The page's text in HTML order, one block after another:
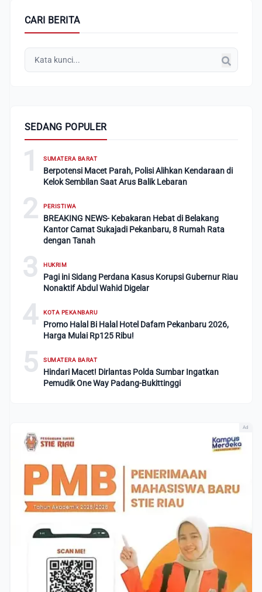
CARI BERITA
SEDANG POPULER
1 SUMATERA BARAT
Berpotensi Macet Parah, Polisi Alihkan Kendaraan di
Kelok Sembilan Saat Arus Balik Lebaran
2 PERISTIWA
BREAKING NEWS- Kebakaran Hebat di Belakang
Kantor Camat Sukajadi Pekanbaru, 8 Rumah Rata
dengan Tanah
3 HUKRIM
Pagi ini Sidang Perdana Kasus Korupsi Gubernur Riau
Nonaktif Abdul Wahid Digelar
4 KOTA PEKANBARU
Promo Halal Bi Halal Hotel Dafam Pekanbaru 2026,
Harga Mulai Rp125 Ribu!
5 SUMATERA BARAT
Hindari Macet! Dirlantas Polda Sumbar Ingatkan
Pemudik One Way Padang-Bukittinggi
Ad